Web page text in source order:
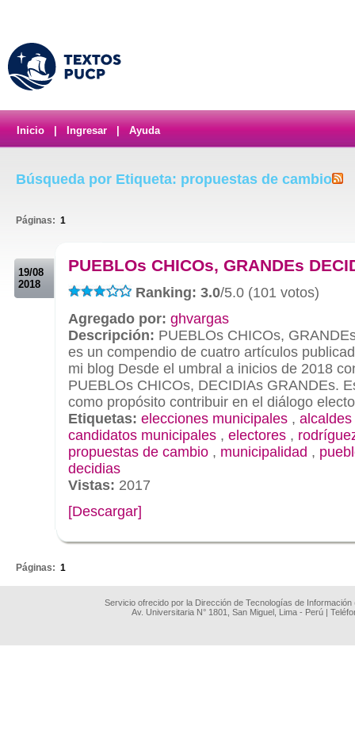
Inicio Ingresar Ayuda
Búsqueda por Etiqueta: propuestas de cambio
Páginas: 1
19/08
2018
PUEBLOs CHICOs, GRANDEs
Ranking: 3.0/5.0 (101 votos)
Agregado por: ghvargas
Descripción: PUEBLOs CHICOs,
es un compendio de cuatro artículos
mi blog Desde el umbral a inicios de 2018
PUEBLOs CHICOs, DECIDIAs GRANDEs.
como propósito contribuir en el diálogo
Etiquetas: elecciones municipales , alcaldes
candidatos municipales , electores ,
propuestas de cambio , municipalidad ,
decidias
Vistas: 2017
[Descargar]
Páginas: 1
Servicio ofrecido por la Dirección de Tecnologías de
Av. Universitaria N° 1801, San Miguel, Lima - Perú |